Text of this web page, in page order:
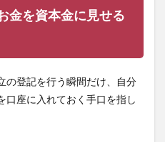
金を資本金に見せる
の登記を行う瞬間だけ、自分
口座に入れておく手口を指し